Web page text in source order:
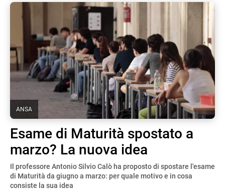
ANSA
Esame di Maturità spostato a
marzo? La nuova idea
Il professore Antonio Silvio Calò ha proposto di spostare l'esame
di Maturità da giugno a marzo: per quale motivo e in cosa
consiste la sua idea